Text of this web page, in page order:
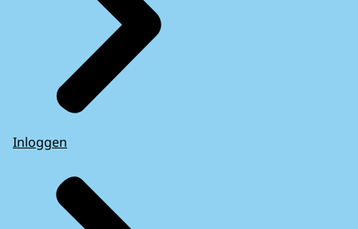
Inloggen